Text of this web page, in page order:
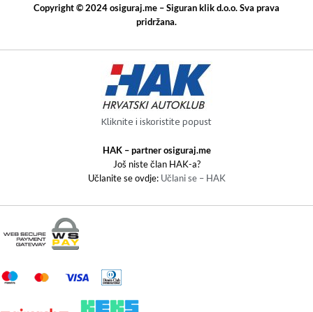
Copyright © 2024 osiguraj.me – Siguran klik d.o.o. Sva prava
pridržana.
Kliknite i iskoristite popust
HAK – partner osiguraj.me
Još niste član HAK-a?
Učlanite se ovdje: Učlani se – HAK